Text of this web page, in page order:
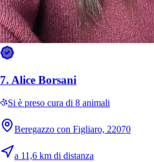
Teodobermann
7. Alice Borsani
Si è preso cura di 8 animali
Beregazzo con Figliaro, 22070
a 11,6 km di distanza